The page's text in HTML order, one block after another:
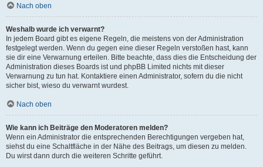
Nach oben
Weshalb wurde ich verwarnt?
In jedem Board gibt es eigene Regeln, die meistens von der Administration
festgelegt werden. Wenn du gegen eine dieser Regeln verstoßen hast, kann
sie dir eine Verwarnung erteilen. Bitte beachte, dass dies die Entscheidung der
Administration dieses Boards ist und phpBB Limited nichts mit dieser
Verwarnung zu tun hat. Kontaktiere einen Administrator, sofern du die nicht
sicher bist, wieso du verwarnt wurdest.
Nach oben
Wie kann ich Beiträge den Moderatoren melden?
Wenn ein Administrator die entsprechenden Berechtigungen vergeben hat,
siehst du eine Schaltfläche in der Nähe des Beitrags, um diesen zu melden.
Du wirst dann durch die weiteren Schritte geführt.